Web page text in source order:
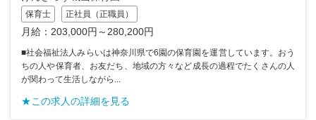
保育士 正社員（正職員）
月給：203,000円～280,200円
■社会福祉法人みらいは神奈川県で6園の保育園を運営しています。おう
ちの人や保育者、お友だち、地域の方々など成長の過程でたくさんの人
が関わって生活しながら...
★この求人の詳細を見る